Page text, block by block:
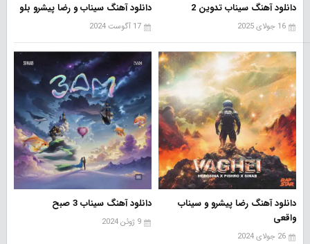
دانلود آهنگ سیناب تدوین 2
16 جولای 2025
دانلود آهنگ سیناب و رضا پیشرو بلو
17 آگوست 2024
دانلود آهنگ رضا پیشرو و سیناب
واقعی
26 جولای 2024
دانلود آهنگ سیناب 3 صبح
9 ژوئن 2024